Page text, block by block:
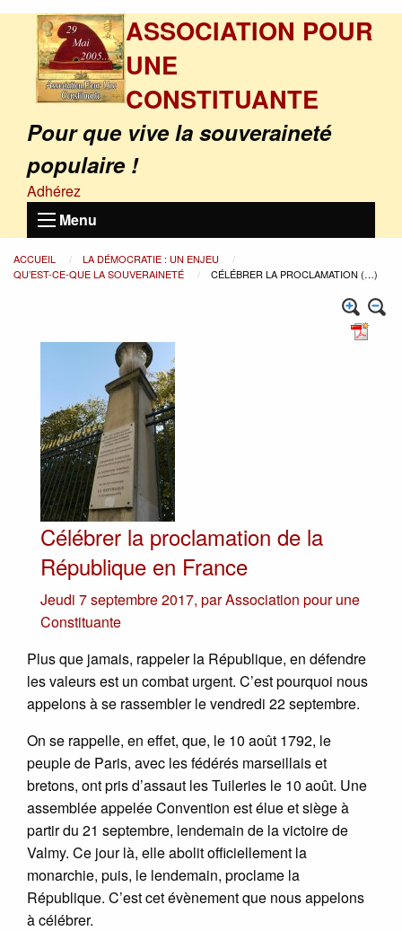
ASSOCIATION POUR
UNE
CONSTITUANTE
Pour que vive la souveraineté
populaire !
Adhérez
Menu
ACCUEIL
LA DÉMOCRATIE : UN ENJEU
QU’EST-CE-QUE LA SOUVERAINETÉ
CÉLÉBRER LA PROCLAMATION (…)
Célébrer la proclamation de la
République en France
Jeudi 7 septembre 2017, parAssociation pour une
Constituante
Plus que jamais, rappeler la République, en défendre
les valeurs est un combat urgent. C’est pourquoi nous
appelons à se rassembler le vendredi 22 septembre.
On se rappelle, en effet, que, le 10 août 1792, le
peuple de Paris, avec les fédérés marseillais et
bretons, ont pris d’assaut les Tuileries le 10 août. Une
assemblée appelée Convention est élue et siège à
partir du 21 septembre, lendemain de la victoire de
Valmy. Ce jour là, elle abolit officiellement la
monarchie, puis, le lendemain, proclame la
République. C’est cet évènement que nous appelons
à célébrer.